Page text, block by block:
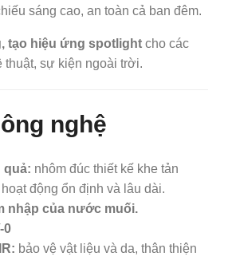
sáng cao, an toàn cả ban đêm.
tạo hiệu ứng spotlight cho các
thuật, sự kiện ngoài trời.
nghệ
quả: nhôm đúc thiết kế khe tản
động ổn định và lâu dài.
nhập của nước muối.
0
bảo vệ vật liệu và da, thân thiện